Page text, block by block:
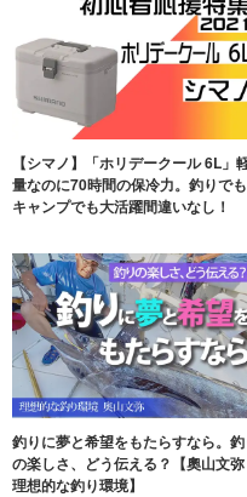
【シマノ】「ホリデークール 6L」
量なのに70時間の保冷力。釣りでも
キャンプでも大活躍間違いなし！
釣りに夢と希望をもたらすなら。釣
の楽しさ、どう伝える？【奧山文弥
理想的な釣り環境】